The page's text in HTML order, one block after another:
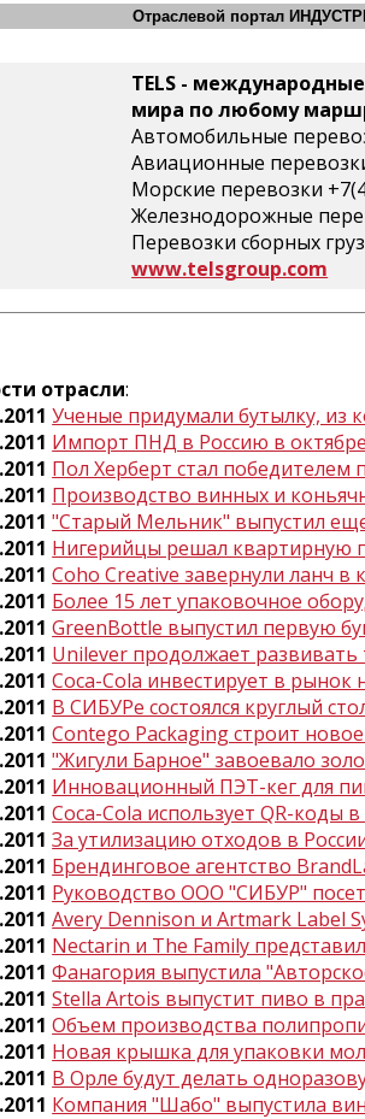
Отраслевой портал
TELS -
мира по любому
Автомобильные
Авиационные
Морские перевозки
Железнодорожные
Перевозки сборных
www.telsgroup.com
отрасли:
Ученые придумали бутылку, из
Импорт ПНД в Россию в октябре
Пол Херберт стал победителем
Производство винных и
"Старый Мельник" выпустил
Нигерийцы решал квартирную
Сoho Creative завернули ланч в
Более 15 лет упаковочное
GreenBottle выпустил первую
Unilever продолжает развивать
Coca-Cola инвестирует в
В СИБУРе состоялся круглый
Contego Packaging строит
"Жигули Барное" завоевало
Инновационный ПЭТ-кег для
Coca-Cola использует QR-
За утилизацию отходов в
Брендинговое агентство
Руководство ООО "СИБУР"
Avery Dennison и Artmark Label
Nectarin и The Family
Фанагория выпустила
Stella Artois выпустит пиво в
Объем производства
Новая крышка для упаковки
В Орле будут делать
Компания "Шабо" выпустила